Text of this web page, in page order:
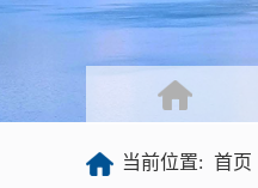
当前位置: 首页